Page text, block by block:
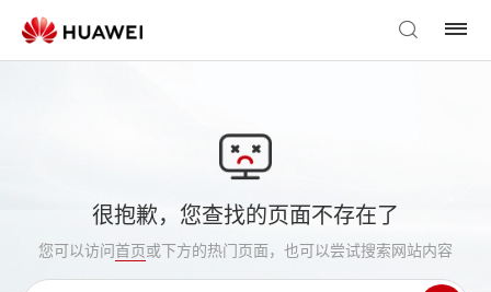
很抱歉，您查找的页面不存在了
您可以访问首页或下方的热门页面，也可以尝试搜索网站内容